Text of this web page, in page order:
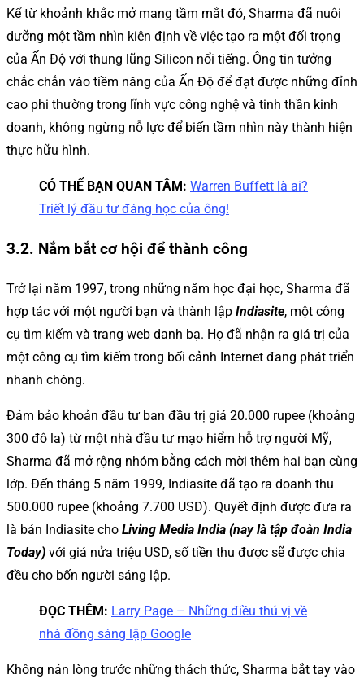
Kể từ khoảnh khắc mở mang tầm mắt đó, Sharma đã nuôi
dưỡng một tầm nhìn kiên định về việc tạo ra một đối trọng
của Ấn Độ với thung lũng Silicon nổi tiếng. Ông tin tưởng
chắc chắn vào tiềm năng của Ấn Độ để đạt được những đỉnh
cao phi thường trong lĩnh vực công nghệ và tinh thần kinh
doanh, không ngừng nỗ lực để biến tầm nhìn này thành hiện
thực hữu hình.
CÓ THỂ BẠN QUAN TÂM: Warren Buffett là ai?
Triết lý đầu tư đáng học của ông!
3.2. Nắm bắt cơ hội để thành công
Trở lại năm 1997, trong những năm học đại học, Sharma đã
hợp tác với một người bạn và thành lập Indiasite, một công
cụ tìm kiếm và trang web danh bạ. Họ đã nhận ra giá trị của
một công cụ tìm kiếm trong bối cảnh Internet đang phát triển
nhanh chóng.
Đảm bảo khoản đầu tư ban đầu trị giá 20.000 rupee (khoảng
300 đô la) từ một nhà đầu tư mạo hiểm hỗ trợ người Mỹ,
Sharma đã mở rộng nhóm bằng cách mời thêm hai bạn cùng
lớp. Đến tháng 5 năm 1999, Indiasite đã tạo ra doanh thu
500.000 rupee (khoảng 7.700 USD). Quyết định được đưa ra
là bán Indiasite cho Living Media India (nay là tập đoàn India
Today) với giá nửa triệu USD, số tiền thu được sẽ được chia
đều cho bốn người sáng lập.
ĐỌC THÊM: Larry Page – Những điều thú vị về
nhà đồng sáng lập Google
Không nản lòng trước những thách thức, Sharma bắt tay vào